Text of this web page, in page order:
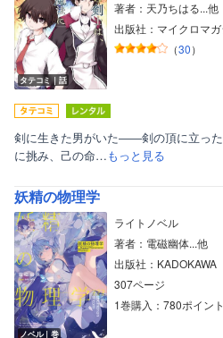
タテコミ｜話
著者：天乃ちはる...他
出版社：マイクロマ
（30）
剣に生きた男がいた――剣の頂に立っ
に挑み、己の命…もっと見る
妖精の物理学
ノベル｜巻
ライトノベル
著者：電磁幽体...他
出版社：KADOKAWA
307ページ
1巻購入：780ポイント